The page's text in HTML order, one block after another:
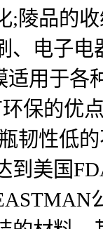
;陵品的
、电子
适用于各
保的优
韧性低
到美国